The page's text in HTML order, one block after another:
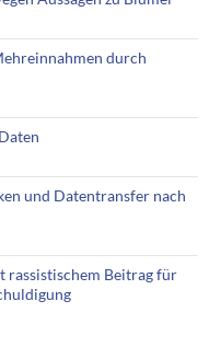
durch
und Datentransfer nach
rassistischem Beitrag für